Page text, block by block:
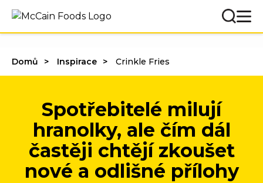
Domů Inspirace Crinkle Fries
Spotřebitelé milují
hranolky, ale čím dál
častěji chtějí zkoušet
nové a odlišné přílohy